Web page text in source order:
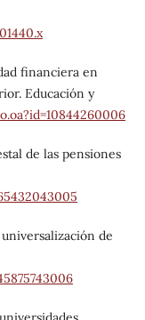
financiera en
Educación y
de las pensiones
universalización de